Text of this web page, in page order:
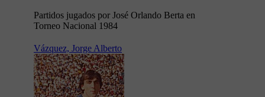
Partidos jugados por José Orlando Berta en
Torneo Nacional 1984
Vázquez, Jorge Alberto